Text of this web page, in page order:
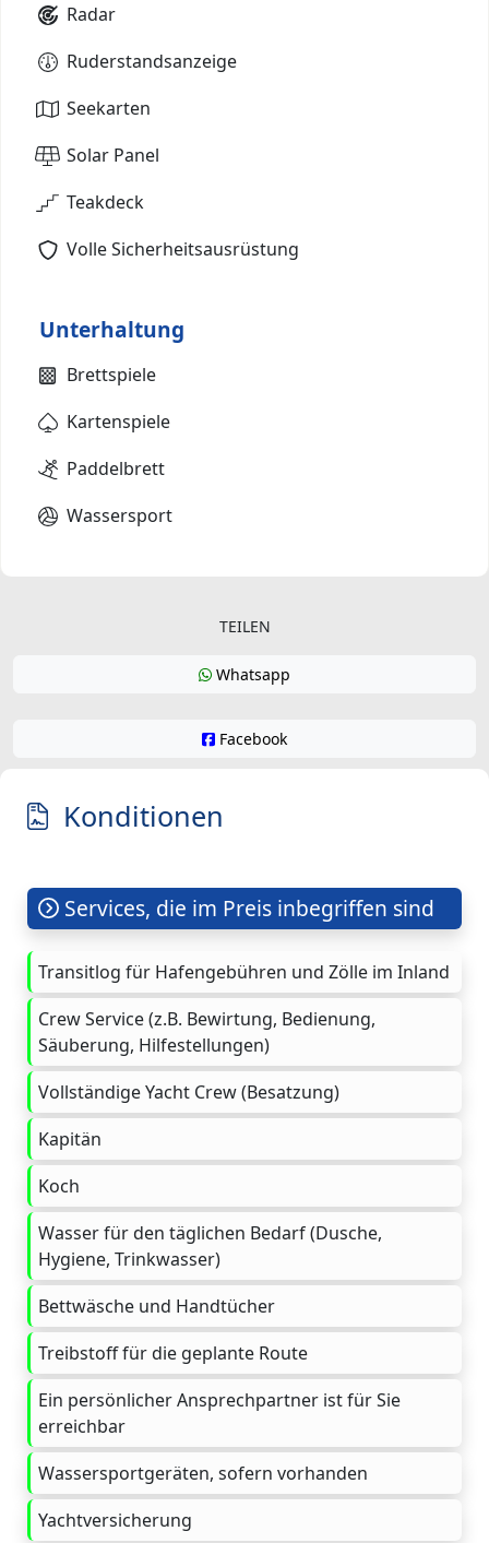
Radar
Ruderstandsanzeige
Seekarten
Solar Panel
Teakdeck
Volle Sicherheitsausrüstung
Unterhaltung
Brettspiele
Kartenspiele
Paddelbrett
Wassersport
TEILEN
Whatsapp
Facebook
Konditionen
Services, die im Preis inbegriffen sind
Transitlog für Hafengebühren und Zölle im Inland
Crew Service (z.B. Bewirtung, Bedienung,
Säuberung, Hilfestellungen)
Vollständige Yacht Crew (Besatzung)
Kapitän
Koch
Wasser für den täglichen Bedarf (Dusche,
Hygiene, Trinkwasser)
Bettwäsche und Handtücher
Treibstoff für die geplante Route
Ein persönlicher Ansprechpartner ist für Sie
erreichbar
Wassersportgeräten, sofern vorhanden
Yachtversicherung